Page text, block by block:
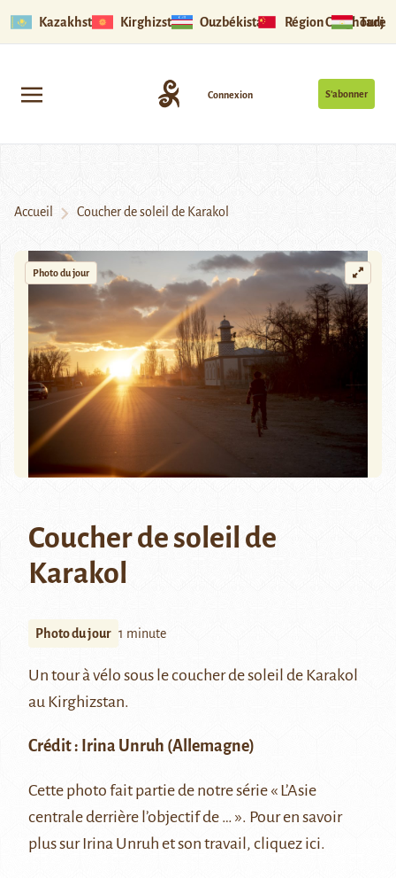
Kazakhstan Kirghizstan Ouzbékistan Région Ouïghoure
S’abonner
Connexion
Accueil Coucher de soleil de Karakol
Photo du jour
Coucher de soleil de
Karakol
Photo du jour 1 minute
Un tour à vélo sous le coucher de soleil de Karakol
au Kirghizstan.
Crédit : Irina Unruh (Allemagne)
Cette photo fait partie de notre série « L’Asie
centrale derrière l’objectif de … ». Pour en savoir
plus sur Irina Unruh et son travail, cliquez ici.